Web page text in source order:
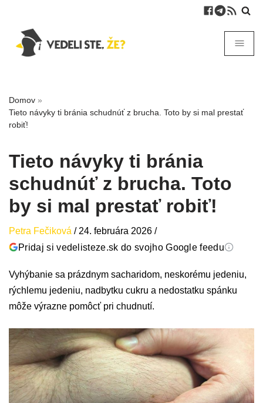
Domov »
Tieto návyky ti bránia schudnúť z brucha. Toto by si mal prestať
robiť!
Tieto návyky ti bránia
schudnúť z brucha. Toto
by si mal prestať robiť!
Petra Fečiková / 24. februára 2026 /
Pridaj si vedelisteze.sk do svojho Google feedu
Vyhýbanie sa prázdnym sacharidom, neskorému jedeniu,
rýchlemu jedeniu, nadbytku cukru a nedostatku spánku
môže výrazne pomôcť pri chudnutí.